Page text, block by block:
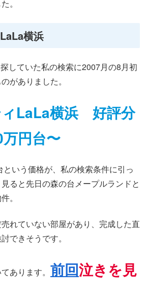
。
横浜
していた私の検索に2007月の8月初
がありました。
LaLa横浜 好評分
円台〜
という価格が、私の検索条件に引っ
ると先日の森の台メープルランドと
。
れていない部屋があり、完成した直
できそうです。
あります。 前回泣きを見